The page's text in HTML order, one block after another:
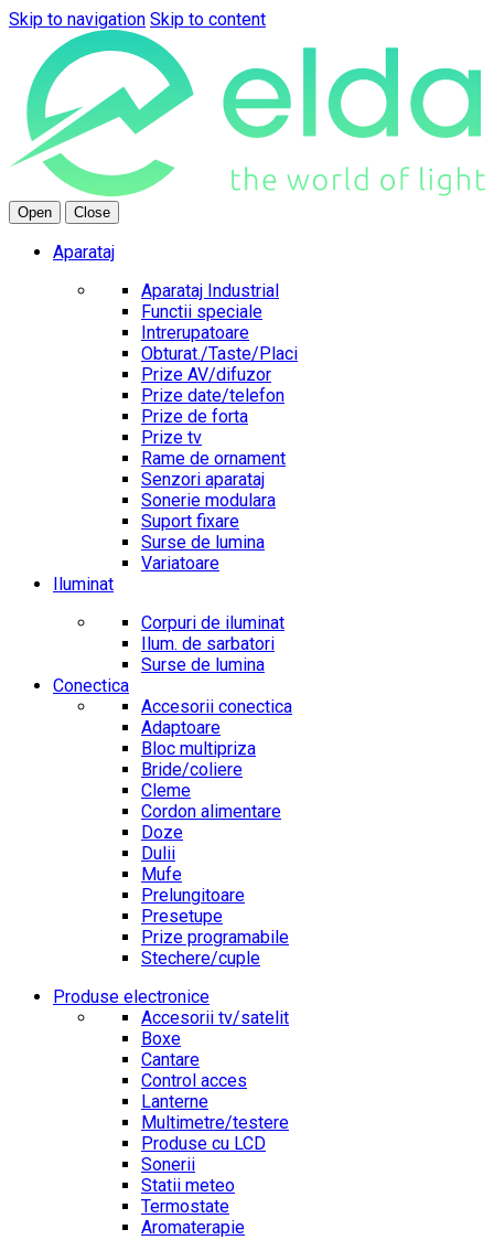
Skip to navigation Skip to content
Open Close
Aparataj
Aparataj Industrial
Functii speciale
Intrerupatoare
Obturat./Taste/Placi
Prize AV/difuzor
Prize date/telefon
Prize de forta
Prize tv
Rame de ornament
Senzori aparataj
Sonerie modulara
Suport fixare
Surse de lumina
Variatoare
Iluminat
Corpuri de iluminat
Ilum. de sarbatori
Surse de lumina
Conectica
Accesorii conectica
Adaptoare
Bloc multipriza
Bride/coliere
Cleme
Cordon alimentare
Doze
Dulii
Mufe
Prelungitoare
Presetupe
Prize programabile
Stechere/cuple
Produse electronice
Accesorii tv/satelit
Boxe
Cantare
Control acces
Lanterne
Multimetre/testere
Produse cu LCD
Sonerii
Statii meteo
Termostate
Aromaterapie